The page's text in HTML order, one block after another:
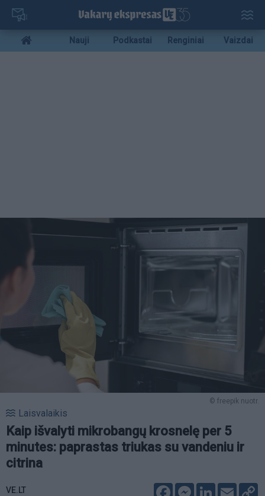
Pereiti
pagrindinį
turinį
Mobile
menu
Nauji Podkastai Renginiai Vaizdai
© freepik nuotr.
Laisvalaikis
Kaip išvalyti mikrobangų krosnelę per 5
minutes: paprastas triukas su vandeniu ir
citrina
VE.LT
FacebookMessenger
LinkedIn
Email